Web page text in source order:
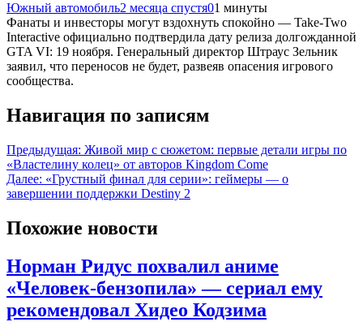
Южный автомобиль2 месяца спустя01 минуты
Фанаты и инвесторы могут вздохнуть спокойно — Take-Two
Interactive официально подтвердила дату релиза долгожданной
GTA VI: 19 ноября. Генеральный директор Штраус Зельник
заявил, что переносов не будет, развеяв опасения игрового
сообщества.
Навигация по записям
Предыдущая: Живой мир с сюжетом: первые детали игры по
«Властелину колец» от авторов Kingdom Come
Далее: «Грустный финал для серии»: геймеры — о
завершении поддержки Destiny 2
Похожие новости
Норман Ридус похвалил аниме
«Человек-бензопила» — сериал ему
рекомендовал Хидео Кодзима